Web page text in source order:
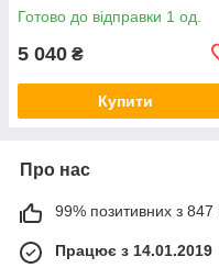
Готово до відправки 1 од.
5 040 ₴
Купити
Про нас
99% позитивних з 847
Працює з 14.01.2019